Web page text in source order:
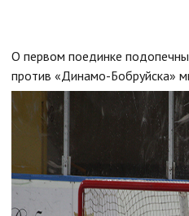
О первом поединке
против «Динамо-Бобруйска»